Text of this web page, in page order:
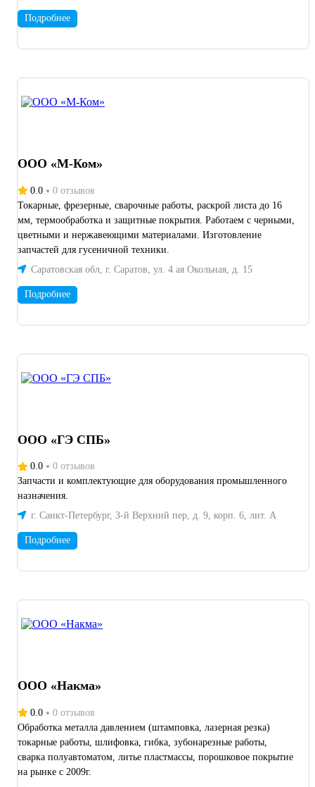
Подробнее
ООО «М-Ком»
0.0
0 отзывов
Токарные, фрезерные, сварочные работы, раскрой листа до 16
мм, термообработка и защитные покрытия. Работаем с черными,
цветными и нержавеющими материалами. Изготовление
запчастей для гусеничной техники.
Саратовская обл, г. Саратов, ул. 4 ая Окольная, д. 15
Подробнее
ООО «ГЭ СПБ»
0.0
0 отзывов
Запчасти и комплектующие для оборудования промышленного
назначения.
г. Санкт-Петербург, 3-й Верхний пер, д. 9, корп. 6, лит. А
Подробнее
ООО «Накма»
0.0
0 отзывов
Обработка металла давлением (штамповка, лазерная резка)
токарные работы, шлифовка, гибка, зубонарезные работы,
сварка полуавтоматом, литье пластмассы, порошковое покрытие
на рынке с 2009г.